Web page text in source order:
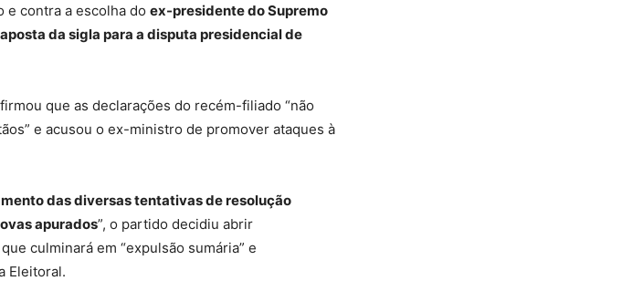
e contra a escolha do ex-presidente do Supremo
da sigla para a disputa presidencial de
que as declarações do recém-filiado “não
e acusou o ex-ministro de promover ataques à
das diversas tentativas de resolução
apurados”, o partido decidiu abrir
culminará em “expulsão sumária” e
Eleitoral.